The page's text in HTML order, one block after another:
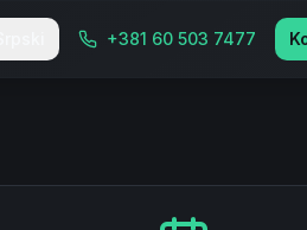
+381 60 503 7477